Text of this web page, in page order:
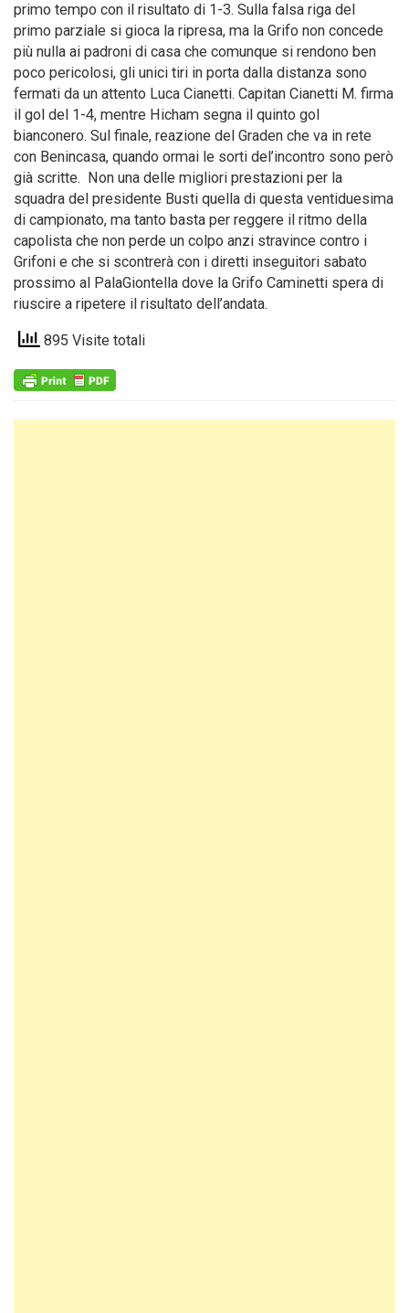
primo tempo con il risultato di 1-3. Sulla falsa riga del
primo parziale si gioca la ripresa, ma la Grifo non concede
più nulla ai padroni di casa che comunque si rendono ben
poco pericolosi, gli unici tiri in porta dalla distanza sono
fermati da un attento Luca Cianetti. Capitan Cianetti M. firma
il gol del 1-4, mentre Hicham segna il quinto gol
bianconero. Sul finale, reazione del Graden che va in rete
con Benincasa, quando ormai le sorti del’incontro sono però
già scritte. Non una delle migliori prestazioni per la
squadra del presidente Busti quella di questa ventiduesima
di campionato, ma tanto basta per reggere il ritmo della
capolista che non perde un colpo anzi stravince contro i
Grifoni e che si scontrerà con i diretti inseguitori sabato
prossimo al PalaGiontella dove la Grifo Caminetti spera di
riuscire a ripetere il risultato dell’andata.
895 Visite totali